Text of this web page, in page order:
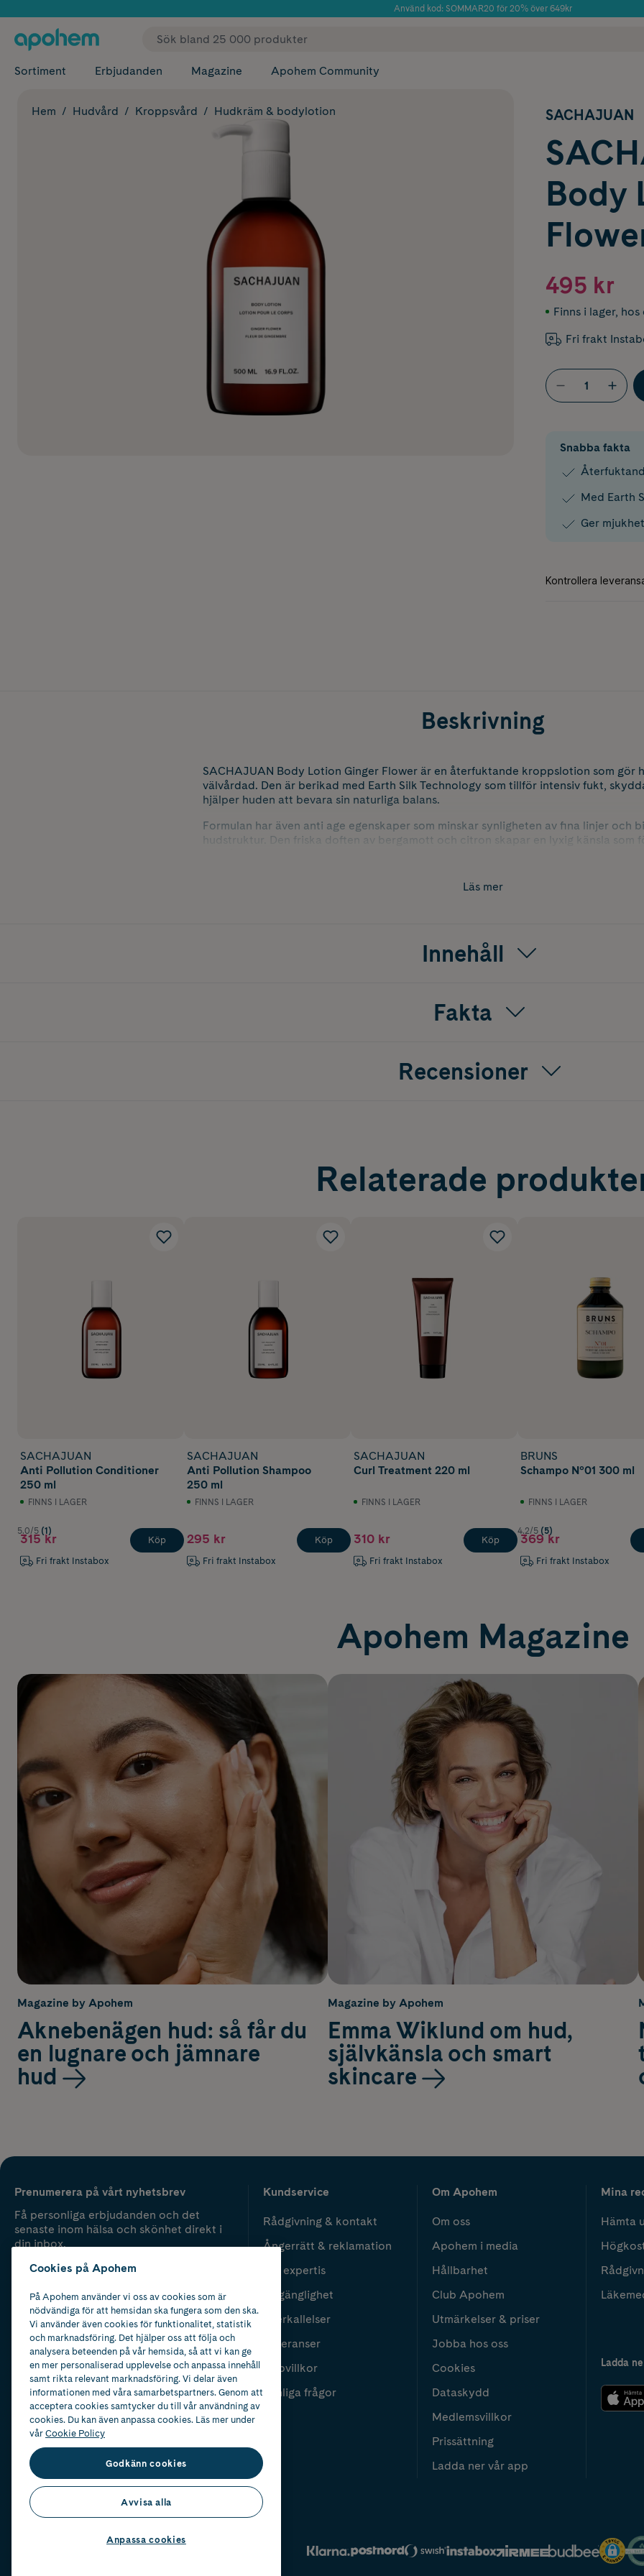
Använd kod: SOMMAR20 för 20% över 649kr
✓ Fri frakt
Sortiment Erbjudanden Magazine Apohem Community
Hem Hudvård Kroppsvård Hudkräm & bodylotion SACHAJUAN
Body
495 kr
Finns i lager, hos
Fri frakt
Snabba fakta
Med Earth
Ger
Beskrivning
SACHAJUAN Body Lotion Ginger Flower är en återfuktande kroppslotion som gör
välvårdad. Den är berikad med Earth Silk Technology som tillför intensiv fukt,
hjälper huden att bevara sin naturliga balans.
Formulan har även anti age egenskaper som minskar synligheten av fina linjer och
hudstruktur. Den friska doften av bergamott och citron skapar en lyxig känsla som
SACHAJUAN Body Lotion Ginger Flower är vegansk, cruelty free och fri från
ett tryggt och medvetet val för daglig användning.
Läs mer
Innehåll
Fakta
Recensioner
Relaterade
SACHAJUAN
Anti Pollution Conditioner
250 ml
FINNS I LAGER
5.0/5 (1)
315 kr
Fri frakt Instabox
Köp
SACHAJUAN
Anti Pollution Shampoo
250 ml
FINNS I LAGER
295 kr
Fri frakt Instabox
Köp
SACHAJUAN
Curl Treatment 220 ml
FINNS I LAGER
310 kr
Fri frakt Instabox
Köp
BRUNS
Schampo Nº01 300 ml
FINNS I LAGER
4.2/5 (5)
369 kr
Fri frakt Instabox
Apohem Magazine
Magazine by Apohem
Aknebenägen hud: så får du
en lugnare och jämnare
hud
Magazine by Apohem
Emma Wiklund om hud,
självkänsla och smart
skincare
Prenumerera på vårt nyhetsbrev
Få personliga erbjudanden och det
senaste inom hälsa och skönhet direkt i
din inbox.
Kundservice
Rådgivning & kontakt
Ångerrätt & reklamation
Vår expertis
Tillgänglighet
Återkallelser
Leveranser
Köpvillkor
Vanliga frågor
Om Apohem
Om oss
Apohem i media
Hållbarhet
Club Apohem
Utmärkelser & priser
Jobba hos oss
Cookies
Dataskydd
Medlemsvillkor
Prissättning
Ladda ner vår app
Mina
Hämta
Ladda
Cookies på Apohem
På Apohem använder vi oss av cookies som är
nödvändiga för att hemsidan ska fungera som den ska.
Vi använder även cookies för funktionalitet, statistik
och marknadsföring. Det hjälper oss att följa och
analysera beteenden på vår hemsida, så att vi kan ge
en mer personaliserad upplevelse och anpassa innehåll
samt rikta relevant marknadsföring. Vi delar även
informationen med våra samarbetspartners. Genom att
acceptera cookies samtycker du till vår användning av
cookies. Du kan även anpassa cookies. Läs mer under
vårCookie Policy
Godkänn cookies
Avvisa alla
Anpassa cookies